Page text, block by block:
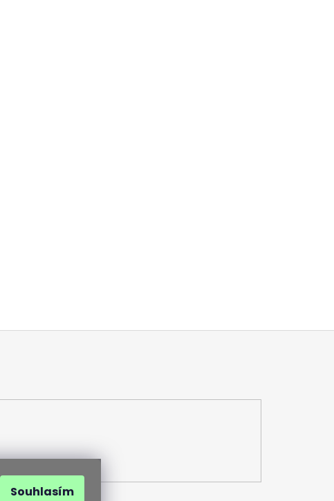
Souhlasím